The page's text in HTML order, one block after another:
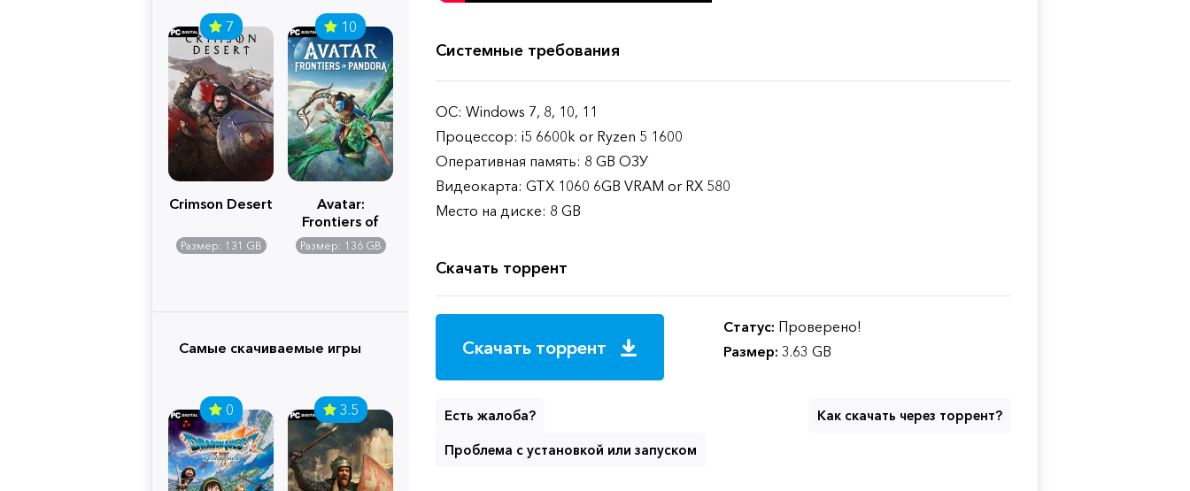
7
Crimson Desert
Размер: 131 GB
10
Avatar:
Frontiers of
Pandora
Размер: 136 GB
Самые скачиваемые игры
0 3.5
Системные требования
ОС: Windows 7, 8, 10, 11
Процессор: i5 6600k or Ryzen 5 1600
Оперативная память: 8 GB ОЗУ
Видеокарта: GTX 1060 6GB VRAM or RX 580
Место на диске: 8 GB
Скачать торрент
Скачать торрент
Статус: Проверено!
Размер: 3.63 GB
Есть жалоба? Как скачать через торрент?
Проблема с установкой или запуском